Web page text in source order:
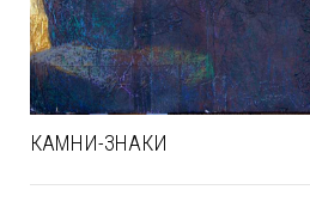
КАМНИ-ЗНАКИ